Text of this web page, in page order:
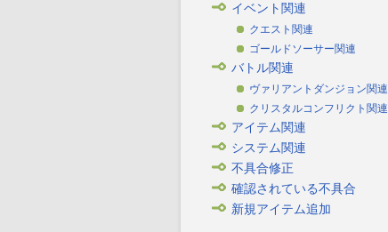
イベント関連
クエスト関連
ゴールドソーサー関連
バトル関連
ヴァリアントダンジョン関連
クリスタルコンフリクト関連
アイテム関連
システム関連
不具合修正
確認されている不具合
新規アイテム追加